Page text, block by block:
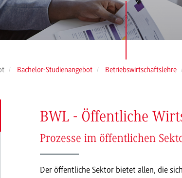
Bachelor-Studienangebot Betriebswirtschaftslehre
BWL - Öffentliche
Prozesse im öffentlichen
Der öffentliche Sektor bietet allen, die